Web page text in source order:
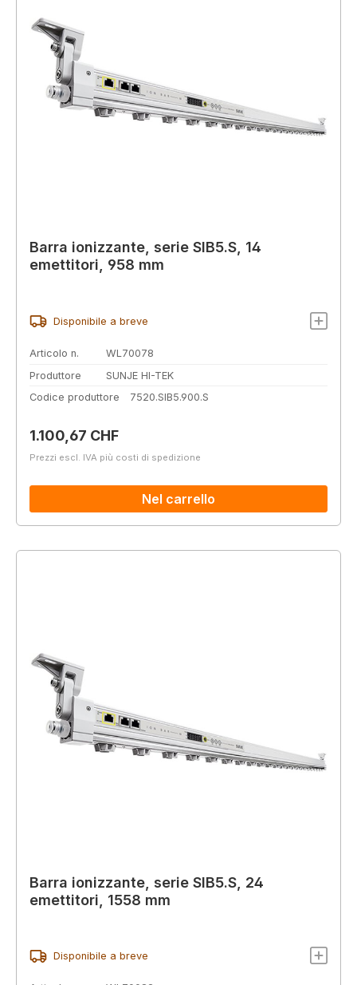
Barra ionizzante, serie SIB5.S, 14
emettitori, 958 mm
Disponibile a breve
Articolo n.
WL70078
Produttore
SUNJE HI-TEK
Codice produttore
7520.SIB5.900.S
Prezzo normale:
1.100,67 CHF
Prezzi escl. IVA più costi di spedizione
Nel carrello
Barra ionizzante, serie SIB5.S, 24
emettitori, 1558 mm
Disponibile a breve